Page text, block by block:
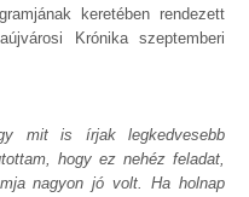
keretében rendezett
Krónika szeptemberi
mit is írjak legkedvesebb
hogy ez nehéz feladat,
nagyon jó volt. Ha holnap